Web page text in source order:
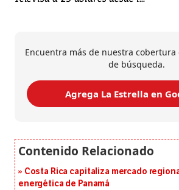
Encuentra más de nuestra cobertura
de búsqueda.
Agrega La Estrella en
Costa Rica capitaliza mercado
energética de Panamá